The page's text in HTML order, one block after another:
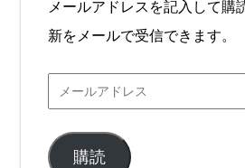
メールアドレスを記入して購
新をメールで受信できます。
購読